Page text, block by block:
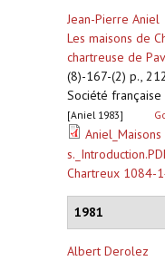
Jean-Pierre Aniel
Les maisons de
chartreuse de
(8)-167-(2) p.,
Société
[Aniel 1983]
Chartreux 1084-
1981
Albert Derolez